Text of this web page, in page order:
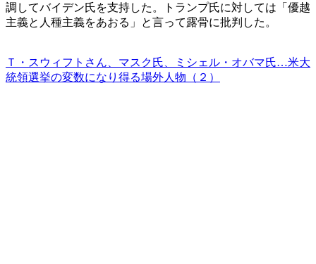
調してバイデン氏を支持した。トランプ氏に対しては「優越
主義と人種主義をあおる」と言って露骨に批判した。
Ｔ・スウィフトさん、マスク氏、ミシェル・オバマ氏…米大
統領選挙の変数になり得る場外人物（２）